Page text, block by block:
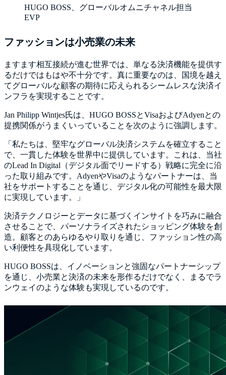
HUGO BOSS、グローバルオムニチャネル担当
EVP
ファッションは小売業の未来
ますます相互接続が進む世界では、単なる決済機能を提供す
るだけではもはや不十分です。真に重要なのは、国境を越え
てグローバルな顧客の期待に応えられるシームレスな決済イ
ンフラを実現することです。
Jan Philipp Wintjes氏は、HUGO BOSSとVisaおよびAdyenとの
提携関係がうまくいっていることを次のように強調します。
「私たちは、堅牢なグローバル決済システムを確立すること
で、一貫した体験を世界中に提供しています。これは、当社
のLead In Digital（デジタル面でリードする）戦略に完全に沿
った取り組みです。AdyenやVisaのようなパートナーは、当
社をサポートすることを通じ、デジタル化の可能性を最大限
に実現しています。」
決済テクノロジーとデータに基づくインサイトを巧みに融合
させることで、パーソナライズされたショッピング体験を創
造。顧客とのあらゆるやり取りを通じ、ファッション性の高
い利便性を具現化しています。
HUGO BOSSは、イノベーションと強固なパートナーシップ
を通じ、小売業と決済の未来を形作るだけでなく、まるでラ
ンウェイのような体験も実現しているのです。